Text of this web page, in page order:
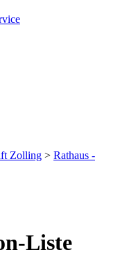
Zolling > Rathaus -
Liste